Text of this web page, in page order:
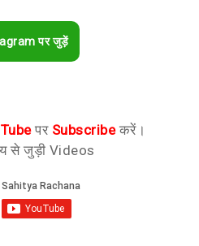
पर जुड़ें
पर Subscribeकरें।
से जुड़ी Videos